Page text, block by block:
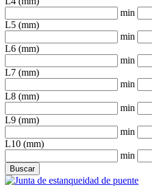
min
L5 (mm)
min
L6 (mm)
min
L7 (mm)
min
L8 (mm)
min
L9 (mm)
min
L10 (mm)
min